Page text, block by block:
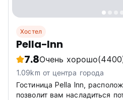
Хостел
Pella-Inn
7.8Очень хорошо
1.09km от центра города
Гостиница Pella Inn,
позволит вам насладиться